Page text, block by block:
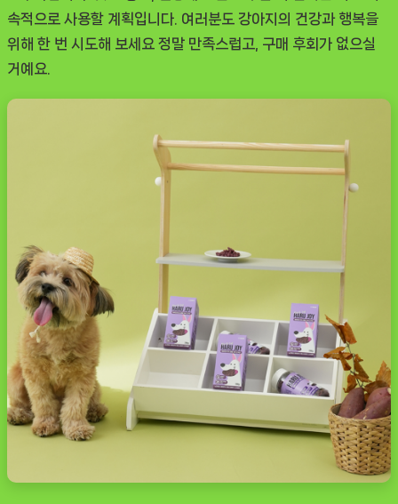
속적으로 사용할 계획입니다. 여러분도 강아지의 건강과 행복을
위해 한 번 시도해 보세요 정말 만족스럽고, 구매 후회가 없으실
거예요.